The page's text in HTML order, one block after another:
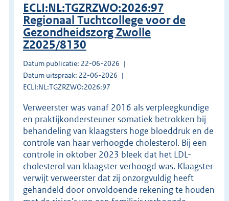
ECLI:NL:TGZRZWO:2026:97
Regionaal Tuchtcollege voor de
Gezondheidszorg Zwolle
Z2025/8130
Datum publicatie: 22-06-2026
Datum uitspraak: 22-06-2026
ECLI:NL:TGZRZWO:2026:97
Verweerster was vanaf 2016 als verpleegkundige
en praktijkondersteuner somatiek betrokken bij
behandeling van klaagsters hoge bloeddruk en de
controle van haar verhoogde cholesterol. Bij een
controle in oktober 2023 bleek dat het LDL-
cholesterol van klaagster verhoogd was. Klaagster
verwijt verweerster dat zij onzorgvuldig heeft
gehandeld door onvoldoende rekening te houden